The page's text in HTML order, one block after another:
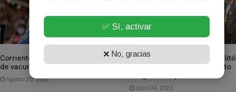
Corrientes recibirá 17.300 dosis
de vacunas Astrazeneca
Agosto 20, 2021
El Banco de Corrientes habilitó
una sala VIP en el Aeropuerto
Julio 04, 2023
✅ Sí, activar
❌ No, gracias